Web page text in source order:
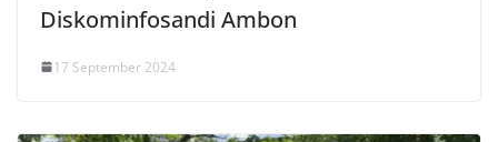
Diskominfosandi Ambon
17 September 2024